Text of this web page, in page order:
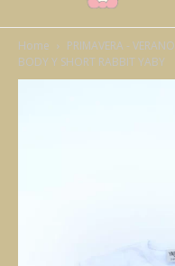
Home PRIMAVERA - VERANO
BODY Y SHORT RABBIT YABY